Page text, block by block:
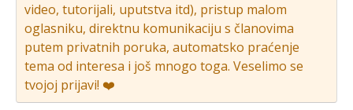
video, tutorijali, uputstva itd), pristup malom
oglasniku, direktnu komunikaciju s članovima
putem privatnih poruka, automatsko praćenje
tema od interesa i još mnogo toga. Veselimo se
tvojoj prijavi! ❤️